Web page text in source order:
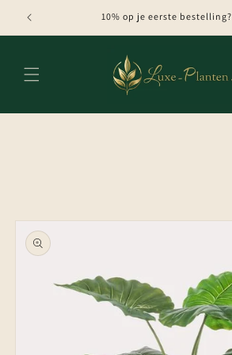
naar de
content
10% op je eerste bestelling?